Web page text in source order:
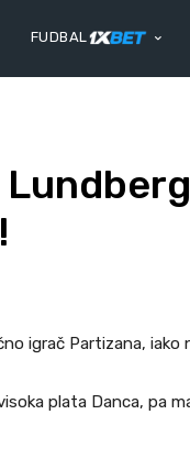
FUDBAL
igrač Partizana, iako
plata Danca, pa